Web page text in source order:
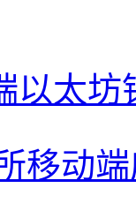
以太坊
移动